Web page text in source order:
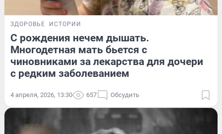
ЗДОРОВЬЕ ИСТОРИИ
С рождения нечем дышать.
Многодетная мать бьется с
чиновниками за лекарства для дочери
с редким заболеванием
4 апреля, 2026, 13:30 657 Обсудить